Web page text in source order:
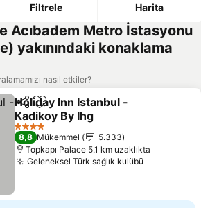
Filtrele Harita
Acıbadem Metro İstasyonu
yakınındaki konaklama
nasıl etkiler?
PaylaşFavorilerime ekle
Holiday Inn Istanbul -
Kadikoy By Ihg
4 Yıldız
8,8 Mükemmel
5.333
Topkapı Palace 5.1 km uzaklıkta
Geleneksel Türk sağlık kulübü